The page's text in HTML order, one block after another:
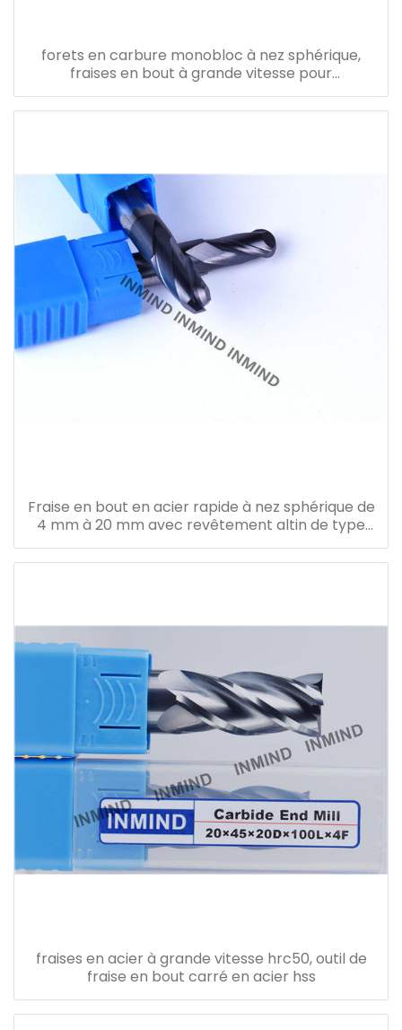
forets en carbure monobloc à nez sphérique,
fraises en bout à grande vitesse pour
acier/aluminium
Fraise en bout en acier rapide à nez sphérique de
4 mm à 20 mm avec revêtement altin de type
longueur standard
fraises en acier à grande vitesse hrc50, outil de
fraise en bout carré en acier hss